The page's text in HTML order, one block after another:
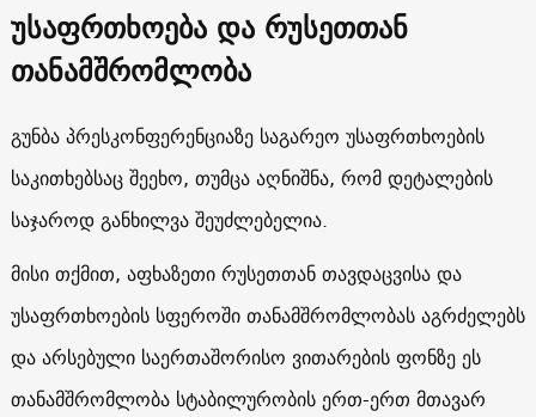
უსაფრთხოება და რუსეთთან
თანამშრომლობა
გუნბა პრესკონფერენციაზე საგარეო უსაფრთხოების
საკითხებსაც შეეხო, თუმცა აღნიშნა, რომ დეტალების
საჯაროდ განხილვა შეუძლებელია.
მისი თქმით, აფხაზეთი რუსეთთან თავდაცვისა და
უსაფრთხოების სფეროში თანამშრომლობას აგრძელებს
და არსებული საერთაშორისო ვითარების ფონზე ეს
თანამშრომლობა სტაბილურობის ერთ-ერთ მთავარ